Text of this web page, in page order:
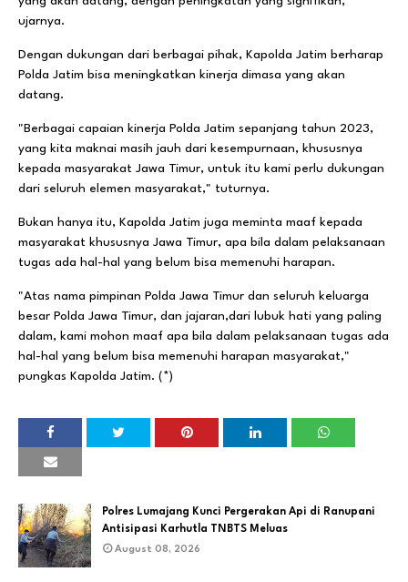
ujarnya.
Dengan dukungan dari berbagai pihak, Kapolda Jatim berharap
Polda Jatim bisa meningkatkan kinerja dimasa yang akan
datang.
"Berbagai capaian kinerja Polda Jatim sepanjang tahun 2023,
yang kita maknai masih jauh dari kesempurnaan, khususnya
kepada masyarakat Jawa Timur, untuk itu kami perlu dukungan
dari seluruh elemen masyarakat," tuturnya.
Bukan hanya itu, Kapolda Jatim juga meminta maaf kepada
masyarakat khususnya Jawa Timur, apa bila dalam pelaksanaan
tugas ada hal-hal yang belum bisa memenuhi harapan.
"Atas nama pimpinan Polda Jawa Timur dan seluruh keluarga
besar Polda Jawa Timur, dan jajaran,dari lubuk hati yang paling
dalam, kami mohon maaf apa bila dalam pelaksanaan tugas ada
hal-hal yang belum bisa memenuhi harapan masyarakat,"
pungkas Kapolda Jatim. (*)
Polres Lumajang Kunci Pergerakan Api di Ranupani
Antisipasi Karhutla TNBTS Meluas
August 08, 2026